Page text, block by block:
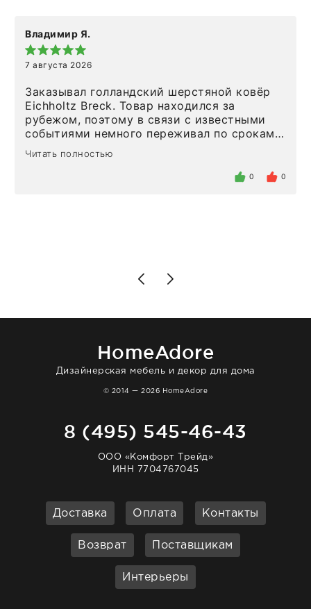
Владимир Я.
7 августа 2026
Заказывал голландский шерстяной ковёр
Eichholtz Breck. Товар находился за
рубежом, поэтому в связи с известными
событиями немного переживал по срокам.
Но homeadore привезли ровно в
определенное в договоре время, без
то качество выше всяких похвал. Выглядит
Читать полностью
0 0
HomeAdore
Дизайнерская мебель и декор для дома
© 2014 — 2026 HomeAdore
8 (495) 545-46-43
ООО «Комфорт Трейд»
ИНН 7704767045
Доставка Оплата Контакты
Возврат Поставщикам
Интерьеры